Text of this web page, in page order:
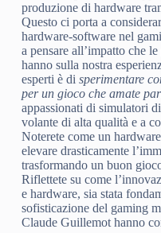
produzione di hardware
Questo ci porta a
hardware-software nel
a pensare all’impatto che
hanno sulla nostra
esperti è di sperimentare
per un gioco che amate
appassionati di simulatori
volante di alta qualità e a
Noterete come un
elevare drasticamente
trasformando un buon
Riflettete su come
e hardware, sia stata
sofisticazione del gaming
Claude Guillemot hanno